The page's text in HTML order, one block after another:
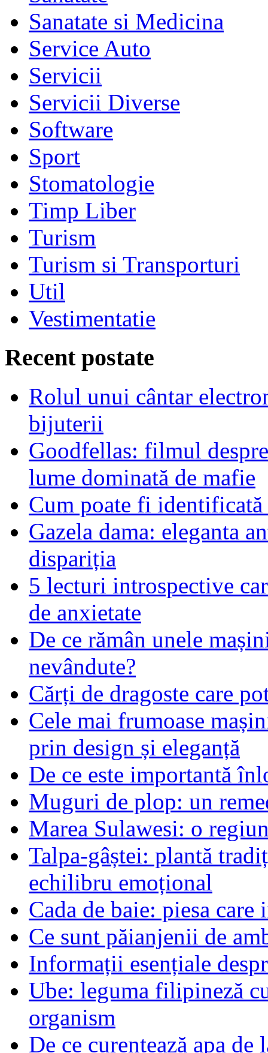
Sanatate si Medicina
Service Auto
Servicii
Servicii Diverse
Software
Sport
Stomatologie
Timp Liber
Turism
Turism si Transporturi
Util
Vestimentatie
Recent postate
Rolul unui cântar
bijuterii
Goodfellas: filmul
lume dominată de mafie
Cum poate fi identificată
Gazela dama: eleganta
dispariția
5 lecturi introspective
de anxietate
De ce rămân unele
nevândute?
Cărți de dragoste care
Cele mai frumoase
prin design și eleganță
De ce este importantă
Muguri de plop: un
Marea Sulawesi: o
Talpa-gâștei: plantă
echilibru emoțional
Cada de baie: piesa
Ce sunt păianjenii de
Informații esențiale
Ube: leguma filipineză
organism
De ce curentează apa